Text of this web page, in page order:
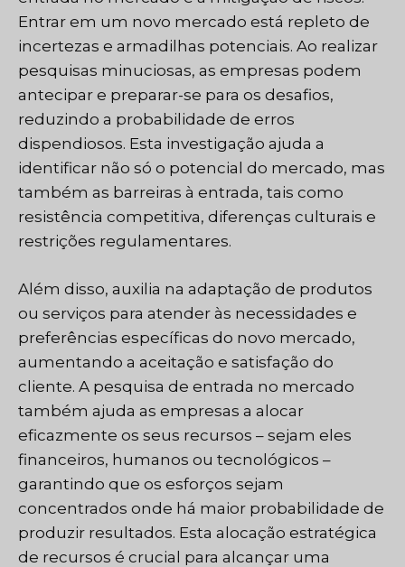
Entrar em um novo mercado está repleto de
incertezas e armadilhas potenciais. Ao realizar
pesquisas minuciosas, as empresas podem
antecipar e preparar-se para os desafios,
reduzindo a probabilidade de erros
dispendiosos. Esta investigação ajuda a
identificar não só o potencial do mercado, mas
também as barreiras à entrada, tais como
resistência competitiva, diferenças culturais e
restrições regulamentares.
Além disso, auxilia na adaptação de produtos
ou serviços para atender às necessidades e
preferências específicas do novo mercado,
aumentando a aceitação e satisfação do
cliente. A pesquisa de entrada no mercado
também ajuda as empresas a alocar
eficazmente os seus recursos – sejam eles
financeiros, humanos ou tecnológicos –
garantindo que os esforços sejam
concentrados onde há maior probabilidade de
produzir resultados. Esta alocação estratégica
de recursos é crucial para alcançar uma